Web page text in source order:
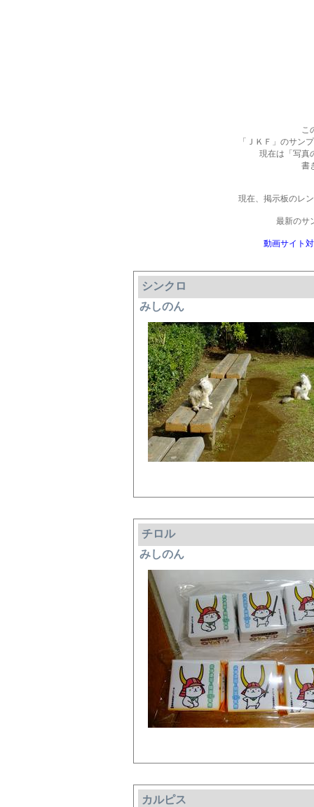
こ
「ＪＫＦ」のサン
現在は「写真
書
現在、掲示板のレ
最新のサ
動画サイト
シンクロ
みしのん
チロル
みしのん
カルピス